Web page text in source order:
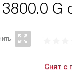
G
Снят с